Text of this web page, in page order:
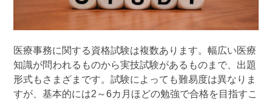
医療事務に関する資格試験は複数あります。幅広い医療
知識が問われるものから実技試験があるものまで、出題
形式もさまざまです。試験によっても難易度は異なりま
すが、基本的には2～6カ月ほどの勉強で合格を目指すこ